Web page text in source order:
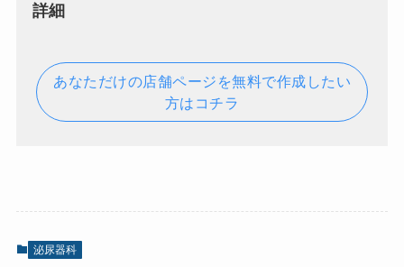
詳細
あなただけの店舗ページを無料で作成したい
方はコチラ
泌尿器科